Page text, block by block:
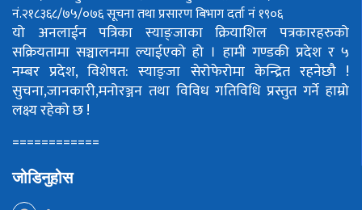
नं.२१८३६८/७५/०७६सूचना तथा प्रसारण बिभाग दर्ता नं १९०६
यो अनलाईन पत्रिका स्याङ्जाका क्रियाशिल पत्रकारहरुको
सक्रियतामा सञ्चालनमा ल्याईएको हो । हामी गण्डकी प्रदेश र ५
नम्बर प्रदेश, विशेषत: स्याङ्जा सेरोफेरोमा केन्द्रित रहनेछौ !
सुचना,जानकारी,मनोरञ्जन तथा विविध गतिविधि प्रस्तुत गर्ने हाम्रो
लक्ष्य रहेको छ !
============
जोडिनुहोस